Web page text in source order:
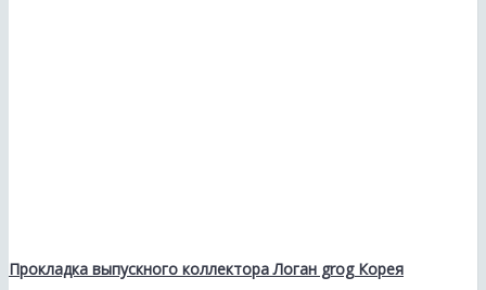
Прокладка выпускного коллектора Логан grog Корея